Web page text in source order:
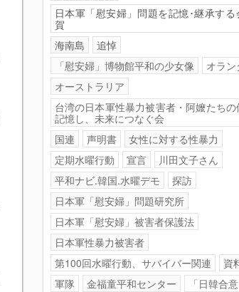
日本軍「慰安婦」問題を記憶･継承する
賀
海南島
追悼
「慰安婦」博物館平和の少女像
オラン
オーストラリア
台湾の日本軍性暴力被害者・阿嬤たちの
記憶し、未来につなぐ会
国連
声明書
女性に対する性暴力
定期水曜行動
宣言
川田文子さん
平和ナビ.韓国.水曜デモ
探訪
日本軍「慰安婦」問題研究所
日本軍「慰安婦」被害者保護法
日本軍性暴力被害者
第100回水曜行動、サバイバー関連
資
軍隊
金福童平和センター 「日韓合意